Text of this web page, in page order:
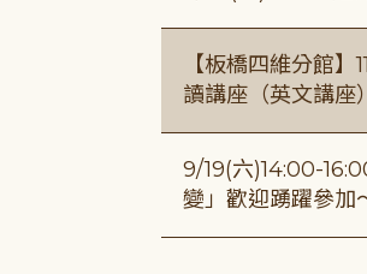
【板橋四維分館
讀講座（英文講座
9/19(六)14:00-
變」歡迎踴躍參加